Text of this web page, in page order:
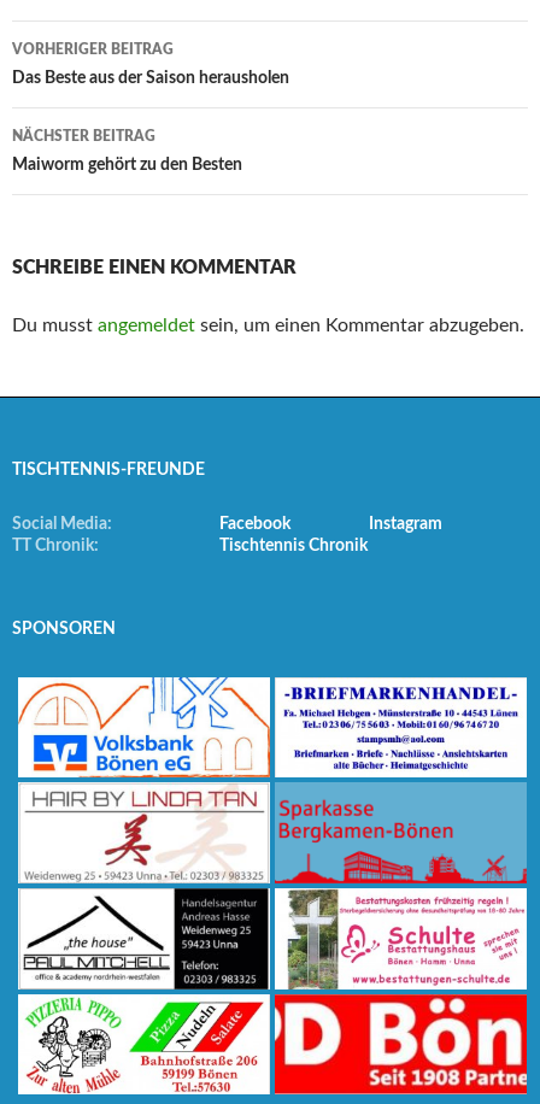
Beitrags-
Navigation
VORHERIGER BEITRAG
Das Beste aus der Saison herausholen
NÄCHSTER BEITRAG
Maiworm gehört zu den Besten
SCHREIBE EINEN KOMMENTAR
Du musst angemeldet sein, um einen Kommentar abzugeben.
TISCHTENNIS-FREUNDE
Social Media: Facebook
Instagram
TT Chronik:
Tischtennis Chronik
SPONSOREN